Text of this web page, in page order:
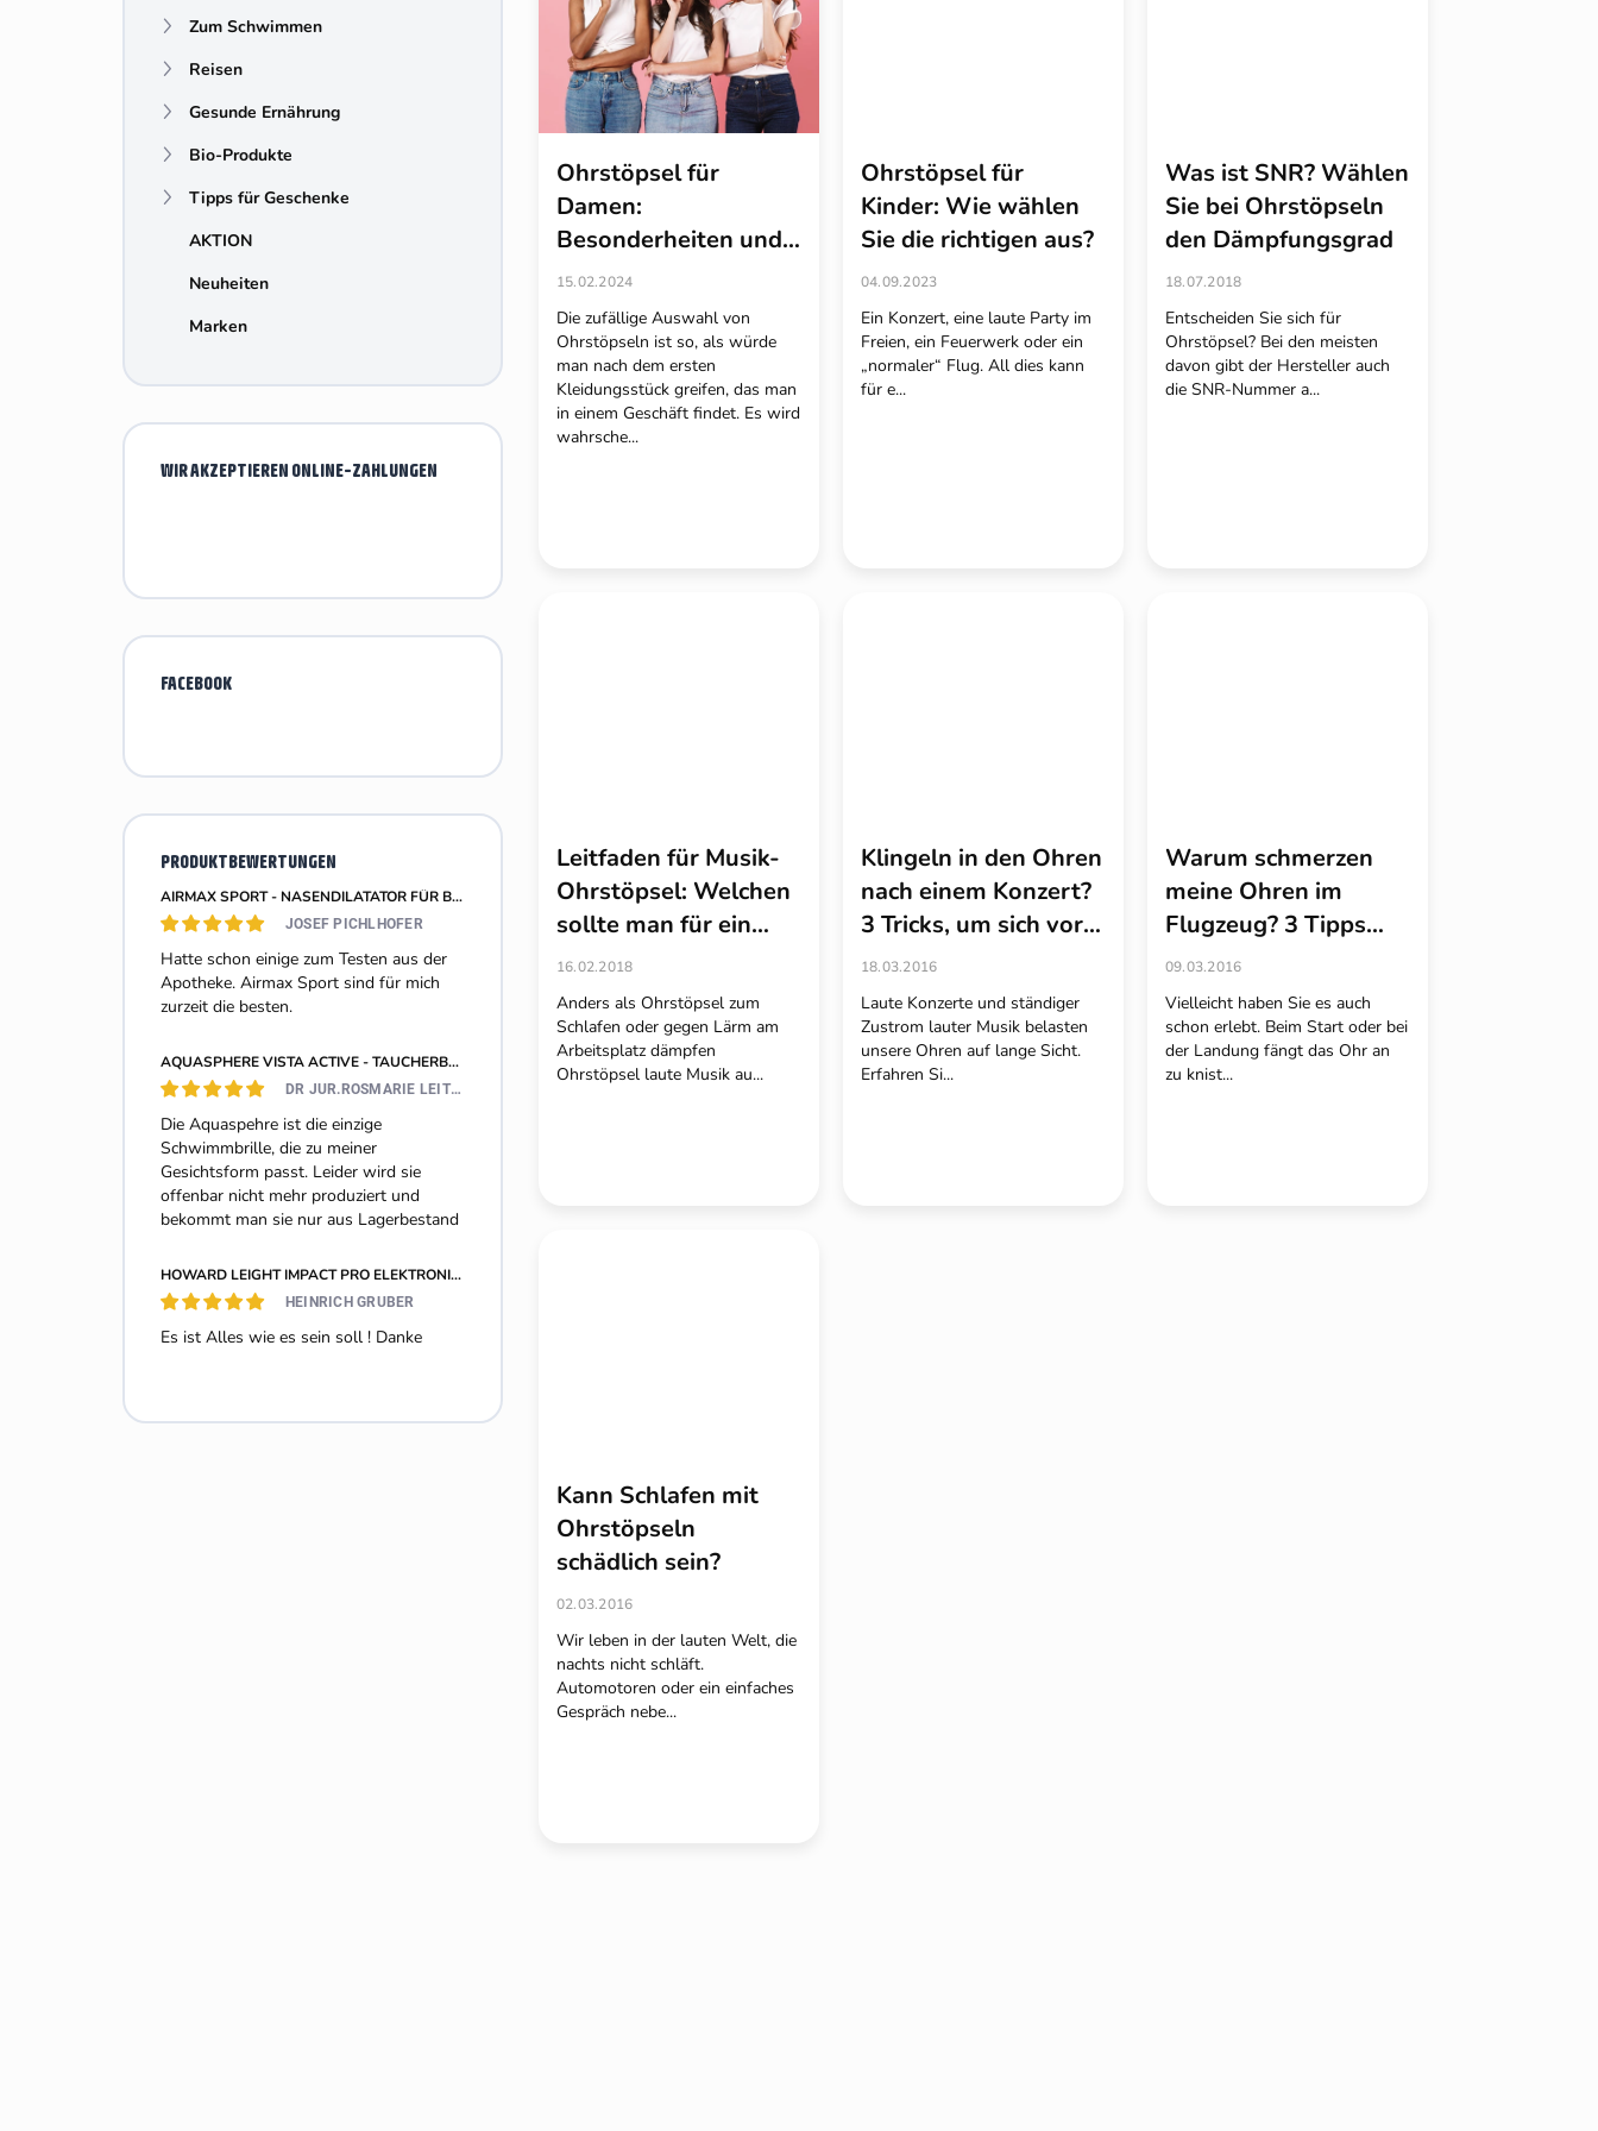
Zum Schwimmen
Reisen
Gesunde Ernährung
Bio-Produkte
Tipps für Geschenke
AKTION
Neuheiten
Marken
WIR AKZEPTIEREN ONLINE-ZAHLUNGEN
FACEBOOK
PRODUKTBEWERTUNGEN
AIRMAX SPORT - NASENDILATATOR FÜR BESSERE NASENATMUNG - GRÖSSE M - 2 STÜCK
JOSEF PICHLHOFER
Hatte schon einige zum Testen aus der
Apotheke. Airmax Sport sind für mich
zurzeit die besten.
AQUASPHERE VISTA ACTIVE - TAUCHERBRILLE
DR JUR.ROSMARIE LEITHE-JASPER
Die Aquaspehre ist die einzige
Schwimmbrille, die zu meiner
Gesichtsform passt. Leider wird sie
offenbar nicht mehr produziert und
bekommt man sie nur aus Lagerbestand
HOWARD LEIGHT IMPACT PRO ELEKTRONISCH GEHÖRSCHUTZ 33DB
HEINRICH GRUBER
Es ist Alles wie es sein soll ! Danke
r
Ohrstöpsel für
Damen:
Besonderheiten und
Auswahl der
richtigen Ohrstöpsel
15.02.2024
Die zufällige Auswahl von
Ohrstöpseln ist so, als würde
man nach dem ersten
Kleidungsstück greifen, das man
in einem Geschäft findet. Es wird
wahrsche...
Ohrstöpsel für
Kinder: Wie wählen
Sie die richtigen aus?
04.09.2023
Ein Konzert, eine laute Party im
Freien, ein Feuerwerk oder ein
„normaler“ Flug. All dies kann
für e...
Was ist SNR? Wählen
Sie bei Ohrstöpseln
den Dämpfungsgrad
18.07.2018
Entscheiden Sie sich für
Ohrstöpsel? Bei den meisten
davon gibt der Hersteller auch
die SNR-Nummer a...
Leitfaden für Musik-
Ohrstöpsel: Welchen
sollte man für ein
Konzert oder eine
Probe wählen?
16.02.2018
Anders als Ohrstöpsel zum
Schlafen oder gegen Lärm am
Arbeitsplatz dämpfen
Ohrstöpsel laute Musik au...
Klingeln in den Ohren
nach einem Konzert?
3 Tricks, um sich vor
lauter Musik zu
schützen
18.03.2016
Laute Konzerte und ständiger
Zustrom lauter Musik belasten
unsere Ohren auf lange Sicht.
Erfahren Si...
Warum schmerzen
meine Ohren im
Flugzeug? 3 Tipps
gegen eingefallene
Ohren
09.03.2016
Vielleicht haben Sie es auch
schon erlebt. Beim Start oder bei
der Landung fängt das Ohr an
zu knist...
Kann Schlafen mit
Ohrstöpseln
schädlich sein?
02.03.2016
Wir leben in der lauten Welt, die
nachts nicht schläft.
Automotoren oder ein einfaches
Gespräch nebe...